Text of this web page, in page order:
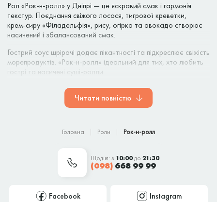
Рол «Рок-н-ролл» у Дніпрі — це яскравий смак і гармонія
текстур. Поєднання свіжого лосося, тигрової креветки,
крем‑сиру «Філадельфія», рису, огірка та авокадо створює
насичений і збалансований смак.
Гострий соус шрірачі додає пікантності та підкреслює свіжість
морепродуктів. «Рок-н-ролл» ідеальний для тих, хто любить
гострі та насичені суші‑ролли.
Замовляйте рол «Рок-н-ролл» з доставкою по Дніпру від
KotoSushi — тільки свіжі інгредієнти та швидка доставка.
Читати повністю
Головна Роли Рок-н-ролл
Щодня: з 10:00до 21:30
(098) 668 99 99
Facebook Instagram